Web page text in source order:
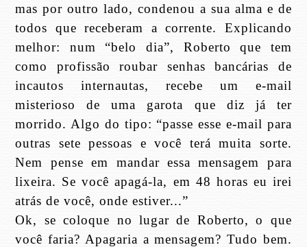
mas por outro lado, condenou a sua alma e de
todos que receberam a corrente. Explicando
melhor: num “belo dia”, Roberto que tem
como profissão roubar senhas bancárias de
incautos internautas, recebe um e-mail
misterioso de uma garota que diz já ter
morrido. Algo do tipo: “passe esse e-mail para
outras sete pessoas e você terá muita sorte.
Nem pense em mandar essa mensagem para
lixeira. Se você apagá-la, em 48 horas eu irei
atrás de você, onde estiver...”
Ok, se coloque no lugar de Roberto, o que
você faria? Apagaria a mensagem? Tudo bem.